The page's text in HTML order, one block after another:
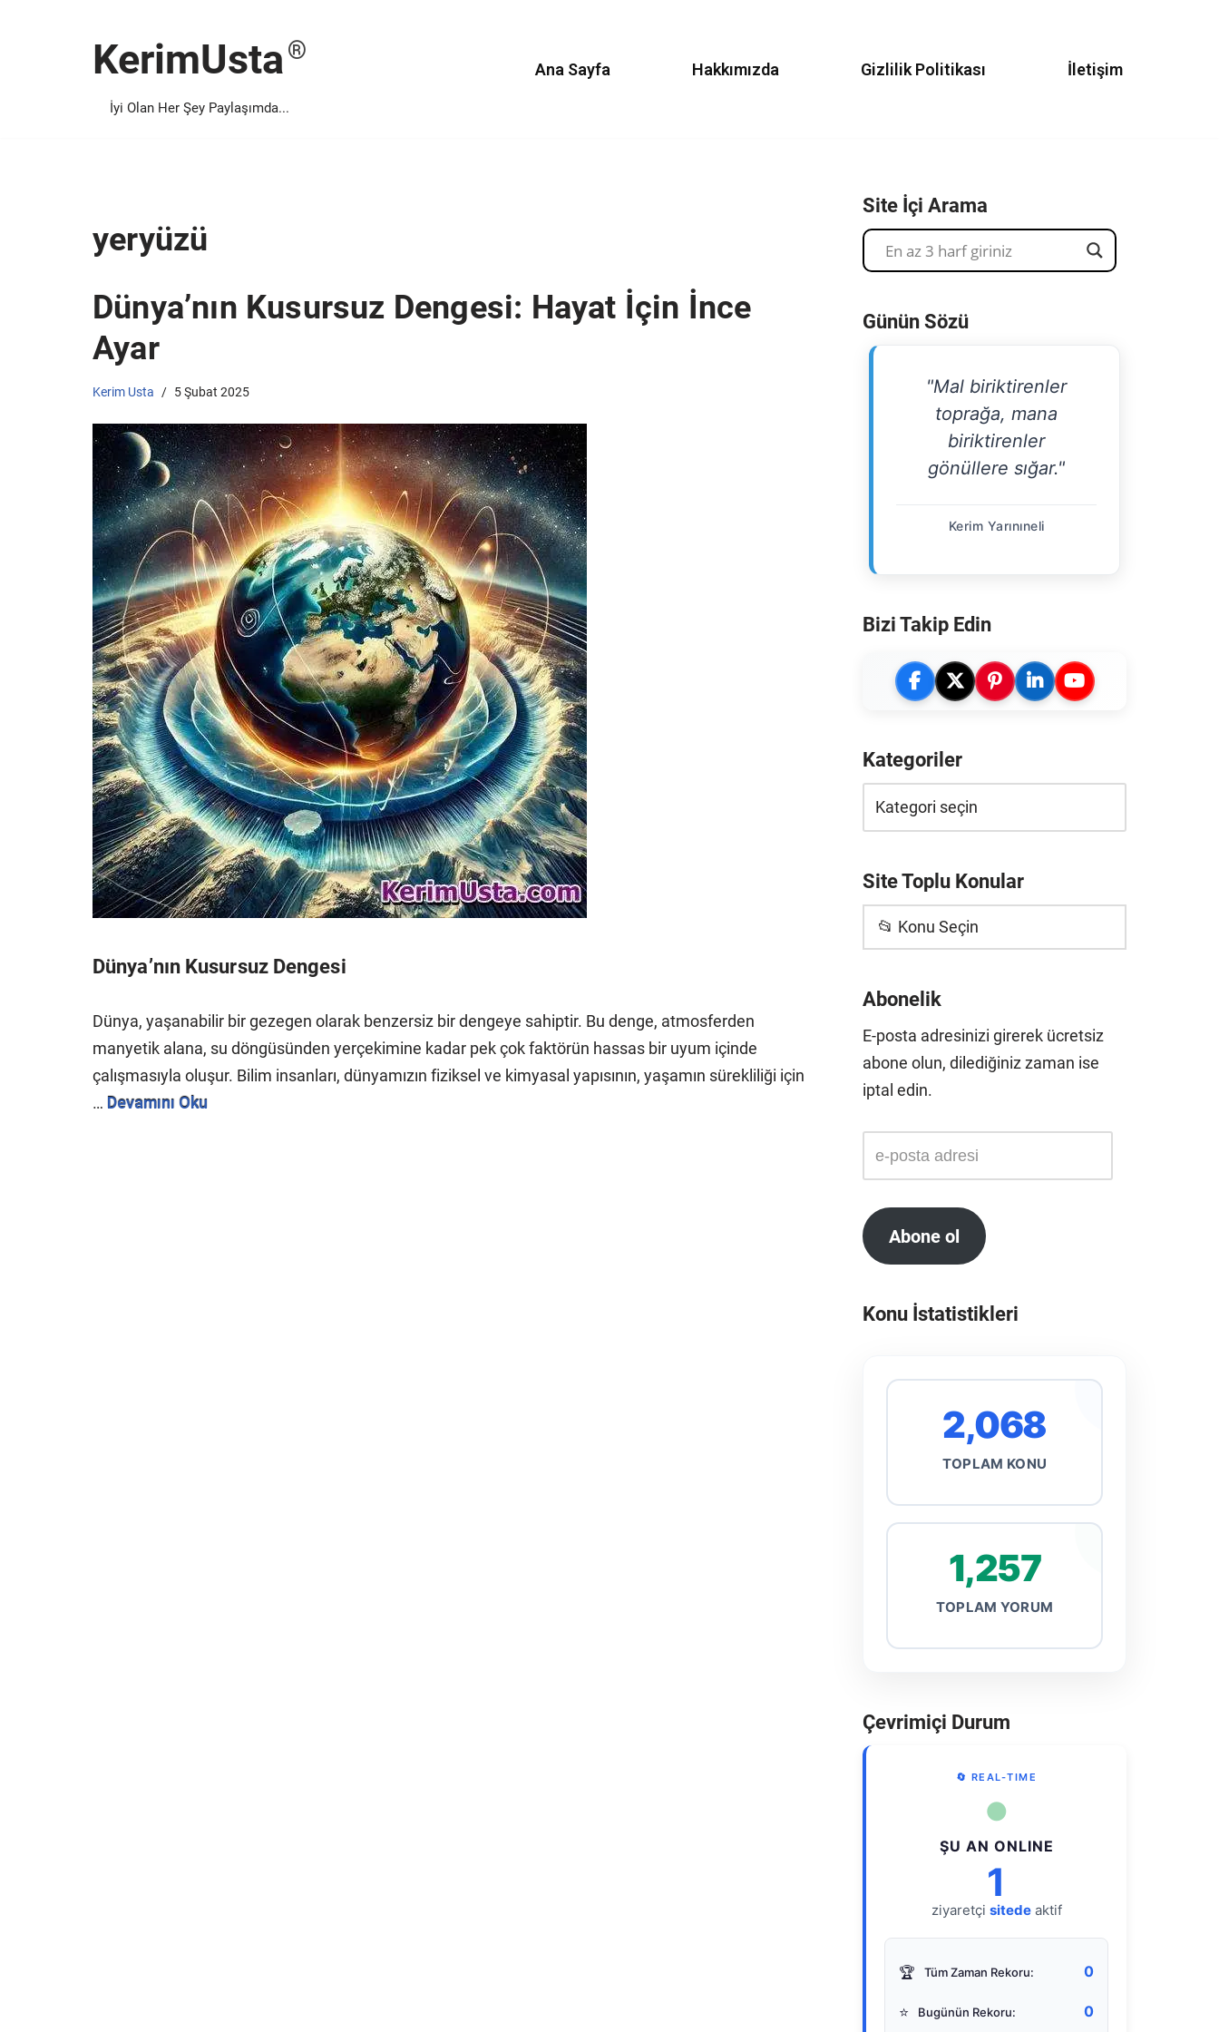
KerimUsta
İyi Olan Her Şey Paylaşımda...
Ana Sayfa Hakkımızda Gizlilik Politikası İletişim
yeryüzü
Dünya’nın Kusursuz Dengesi: Hayat İçin İnce
Ayar
Kerim Usta 5 Şubat 2025
Dünya’nın Kusursuz Dengesi
Dünya, yaşanabilir bir gezegen olarak benzersiz bir dengeye sahiptir. Bu denge, atmosferden
manyetik alana, su döngüsünden yerçekimine kadar pek çok faktörün hassas bir uyum içinde
çalışmasıyla oluşur. Bilim insanları, dünyamızın fiziksel ve kimyasal yapısının, yaşamın sürekliliği için
… Devamını Oku
Site İçi Arama
Günün Sözü
"Mal biriktirenler
toprağa, mana
biriktirenler
gönüllere sığar."
Kerim Yarınıneli
Bizi Takip Edin
Kategoriler
Site Toplu Konular
📂 Konu Seçin
Abonelik
E-posta adresinizi girerek ücretsiz
abone olun, dilediğiniz zaman ise
iptal edin.
Abone ol
Konu İstatistikleri
2,068
TOPLAM KONU
1,257
TOPLAM YORUM
Çevrimiçi Durum
🔄 REAL-TIME
●
ŞU AN ONLINE
1
ziyaretçi sitedeaktif
🏆 Tüm Zaman Rekoru: 0
⭐ Bugünün Rekoru: 0